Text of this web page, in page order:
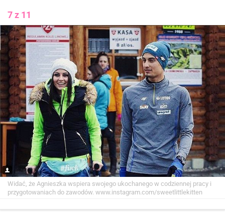
7 z 11
Widać, że Agnieszka wspiera swojego ukochanego w codziennej pracy i
przygotowaniach do zawodów. www.instagram.com/sweetlittlekitten